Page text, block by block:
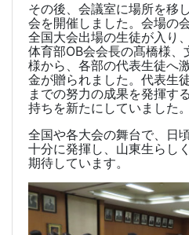
その後、会議室に場所を移
会を開催しました。会場の
全国大会出場の生徒が入り
体育部OB会会長の髙橋様、
様から、各部の代表生徒へ
金が贈られました。代表生
までの努力の成果を発揮す
持ちを新たにしていました。
全国や各大会の舞台で、日
十分に発揮し、山東生らし
期待しています。